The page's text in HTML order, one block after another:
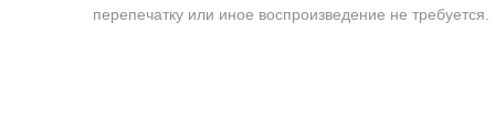
перепечатку или иное воспроизведение не требуется.